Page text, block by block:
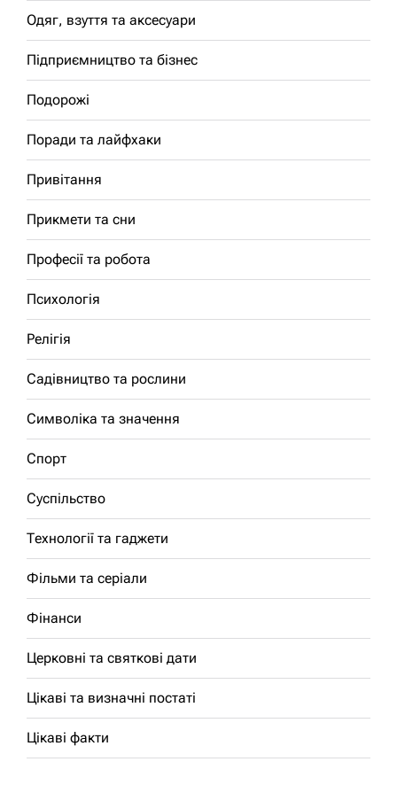
Одяг, взуття та аксесуари
Підприємництво та бізнес
Подорожі
Поради та лайфхаки
Привітання
Прикмети та сни
Професії та робота
Психологія
Релігія
Садівництво та рослини
Символіка та значення
Спорт
Суспільство
Технології та гаджети
Фільми та серіали
Фінанси
Церковні та святкові дати
Цікаві та визначні постаті
Цікаві факти